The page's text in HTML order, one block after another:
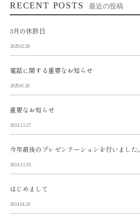
RECENT POSTS 最近の投稿
3月の休診日
2025.02.28
電話に関する重要なお知らせ
2025.01.20
重要なお知らせ
2024.12.27
今年最後のプレゼンテーションを行いました。
2024.12.18
はじめまして
2024.04.26